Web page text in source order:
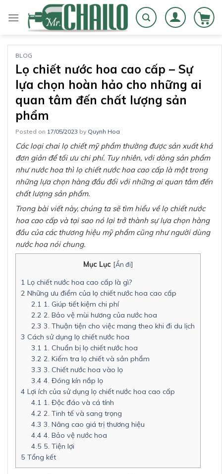
BLOG
Lọ chiết nước hoa cao cấp – Sự
lựa chọn hoàn hảo cho những ai
quan tâm đến chất lượng sản
phẩm
Posted on 17/05/2023 by Quynh Hoa
Các loại chai lọ chiết mỹ phẩm thường được sản xuất khá
đơn giản để tối ưu chi phí. Tuy nhiên, với dòng sản phẩm
như nước hoa thì lọ chiết nước hoa cao cấp là một trong
những lựa chọn hàng đầu đối với những ai quan tâm đến
chất lượng sản phẩm.
Trong bài viết này, chúng ta sẽ tìm hiểu về lọ chiết nước
hoa cao cấp và tại sao nó lại trở thành sự lựa chọn hàng
đầu của các thương hiệu mỹ phẩm cũng như người dùng
nước hoa nói chung.
Mục Lục [Ẩn đi]
1 Lọ chiết nước hoa cao cấp là gì?
2 Những ưu điểm của lọ chiết nước hoa cao cấp
2.1 1. Giúp tiết kiệm chi phí
2.2 2. Bảo vệ mùi hương của nước hoa
2.3 3. Thuận tiện cho việc mang theo khi đi du lịch
3 Cách sử dụng lọ chiết nước hoa
3.1 1. Chuẩn bị lọ chiết nước hoa
3.2 2. Kiểm tra lọ chiết và sản phẩm
3.3 3. Chiết nước hoa vào lọ
3.4 4. Đóng kín nắp lọ
4 Lợi ích của sử dụng lọ chiết nước hoa cao cấp
4.1 1. Độc đáo và cá tính
4.2 2. Tinh tế và sang trọng
4.3 3. Nâng cao giá trị thương hiệu
4.4 4. Bảo vệ nước hoa
4.5 5. Tiện lợi
5 Tổng kết